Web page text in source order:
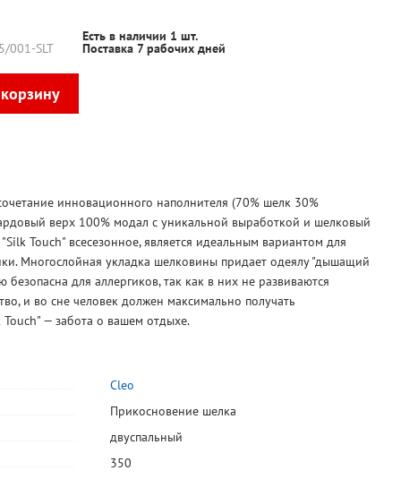
001-SLT
Есть в наличии 1 шт.
Поставка 7 рабочих дней
инновационного наполнителя (70% шелк 30%
верх 100% модал с уникальной выработкой и шелковый
Touch" всесезонное, является идеальным вариантом для
Многослойная укладка шелковины придает одеялу "дышащий
для аллергиков, так как в них не развиваются
и во сне человек должен максимально получать
Touch" — забота о вашем отдыхе.
Cleo
Прикосновение шелка
двуспальный
350